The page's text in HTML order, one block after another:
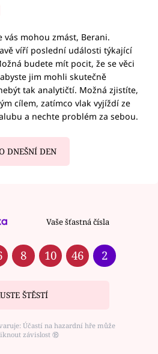
vás mohou zmást, Berani.
víří poslední události týkající
budete mít pocit, že se věci
jim mohli skutečně
tak analytičtí. Možná zjistíte,
cílem, zatímco vlak vyjíždí ze
a nechte problém za sebou.
DNEŠNÍ DEN
Vaše šťastná čísla
8 10 46 2
ŠTĚSTÍ
Účastí na hazardní hře může
závislost ⑱